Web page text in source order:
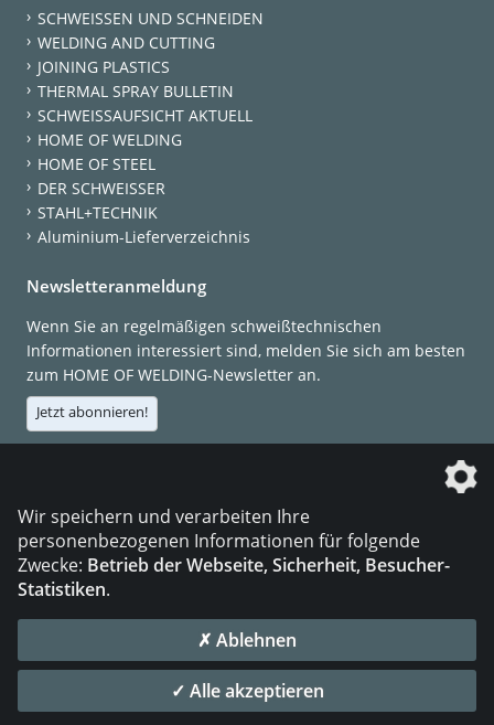
SCHWEISSEN UND SCHNEIDEN
WELDING AND CUTTING
JOINING PLASTICS
THERMAL SPRAY BULLETIN
SCHWEISSAUFSICHT AKTUELL
HOME OF WELDING
HOME OF STEEL
DER SCHWEISSER
STAHL+TECHNIK
Aluminium-Lieferverzeichnis
Newsletteranmeldung
Wenn Sie an regelmäßigen schweißtechnischen
Informationen interessiert sind, melden Sie sich am besten
zum HOME OF WELDING-Newsletter an.
Jetzt abonnieren!
© 2026 DVS Media GmbH
Datenschutzeinstellungen
Wir speichern und verarbeiten Ihre
personenbezogenen Informationen für folgende
Zwecke: Betrieb der Webseite, Sicherheit, Besucher-
Statistiken.
✗ Ablehnen
✓ Alle akzeptieren